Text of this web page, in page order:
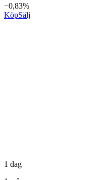
−0,83%
KöpSälj
1 dag